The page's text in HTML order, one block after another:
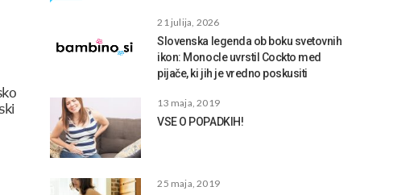
21 julija, 2026
Slovenska legenda ob boku svetovnih
ikon: Monocle uvrstil Cockto med
pijače, ki jih je vredno poskusiti
13 maja, 2019
VSE O POPADKIH!
25 maja, 2019